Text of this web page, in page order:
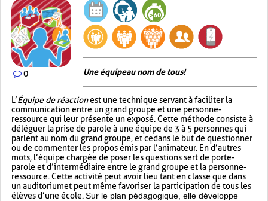
0 Une équipe au nom de tous!
L’Équipe de réactionest une technique servant à faciliter la
communication entre un grand groupe et une personne-
ressource qui leur présente un exposé. Cette méthode consiste à
déléguer la prise de parole à une équipe de 3 à 5 personnes qui
parlent au nom du grand groupe, et ce dans le but de questionner
ou de commenter les propos émis par l’animateur. En d’autres
mots, l’équipe chargée de poser les questions sert de porte-
parole et d’intermédiaire entre le grand groupe et la personne-
ressource. Cette activité peut avoir lieu tant en classe que dans
un auditorium et peut même favoriser la participation de tous les
élèves d’une école. Sur le plan pédagogique, elle développe